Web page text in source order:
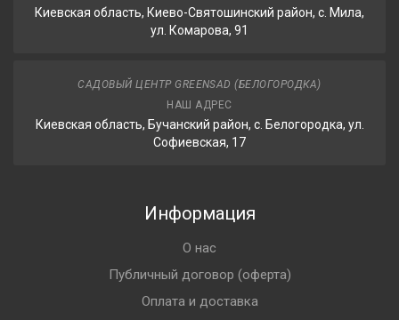
Киевская область, Киево-Святошинский район, с. Мила,
ул. Комарова, 91
САДОВЫЙ ЦЕНТР GREENSAD (БЕЛОГОРОДКА)
НАШ АДРЕС
Киевская область, Бучанский район, с. Белогородка, ул.
Софиевская, 17
Информация
О нас
Публичный договор (оферта)
Оплата и доставка